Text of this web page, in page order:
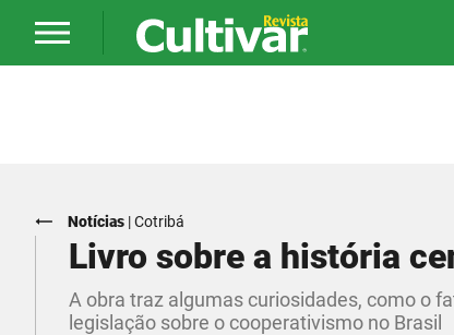
Notícias |Cotribá
Livro sobre a história
A obra traz algumas curiosidades, como o
legislação sobre o cooperativismo no Brasil